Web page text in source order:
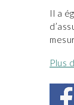
Il a
Plus